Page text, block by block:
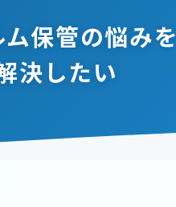
保管の悩みを
決したい